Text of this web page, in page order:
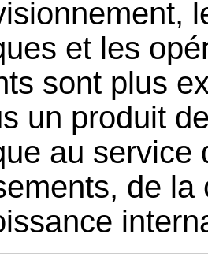
et les
sont plus
un produit
au service
de